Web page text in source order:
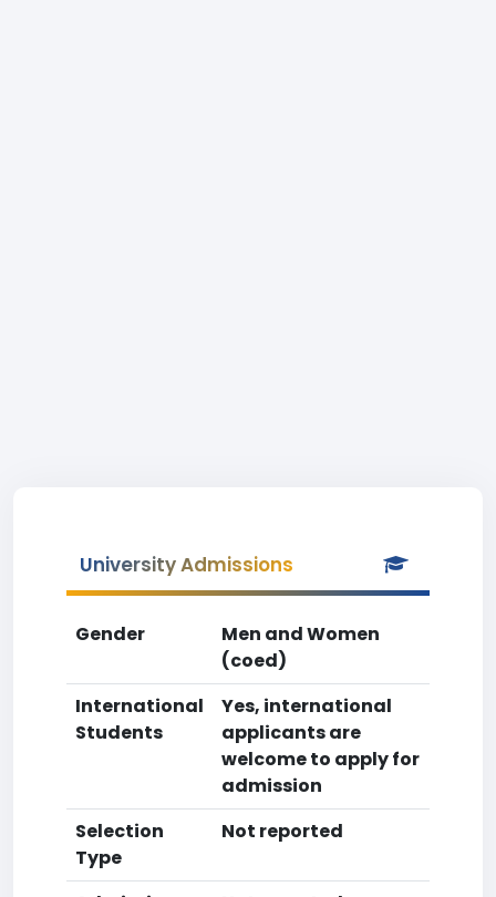
University Admissions
Gender
Men and Women
(coed)
International
Students
Yes, international
applicants are
welcome to apply for
admission
Selection
Type
Not reported